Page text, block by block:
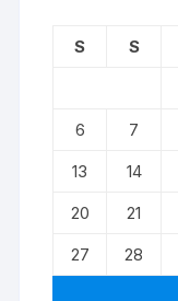
S S
6
7
13
14
20
21
27
28